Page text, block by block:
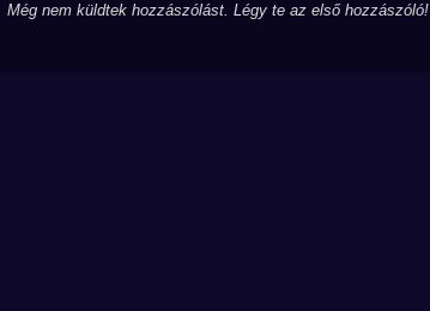
Még nem küldtek hozzászólást. Légy te az első hozzászóló!